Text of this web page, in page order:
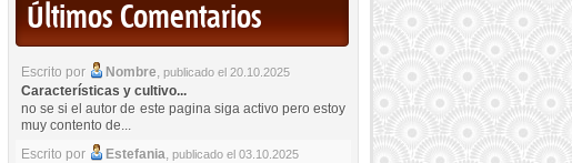
Últimos Comentarios
Escrito por Nombre, publicado el 20.10.2025
Características y cultivo...
no se si el autor de este pagina siga activo pero estoy
muy contento de...
Escrito por
Estefania, publicado el 03.10.2025